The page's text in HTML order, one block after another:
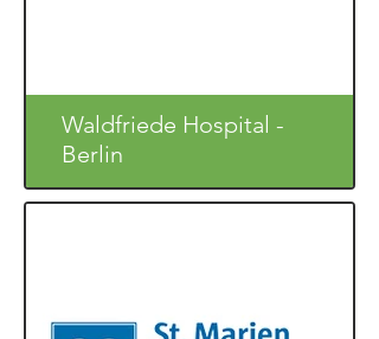
Waldfriede Hospital -
Berlin